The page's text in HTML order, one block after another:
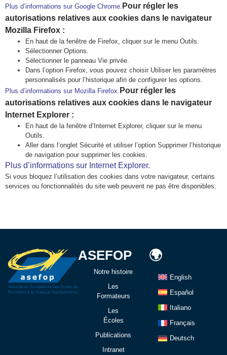
Plus d’informations sur Google Chrome. Pour régler les
autorisations relatives aux cookies dans le navigateur
Mozilla Firefox :
En haut de la fenêtre de Firefox, cliquer sur le menu Outils.
Sélectionner Options.
Sélectionner le panneau Vie privée.
Dans l’option Firefox, vous pouvez choisir Utiliser les paramètres
personnalisés pour l’historique afin de configurer les options.
Plus d’informations sur Mozilla Firefox. Pour régler les
autorisations relatives aux cookies dans le navigateur
Internet Explorer :
En haut de la fenêtre d’Internet Explorer, cliquer sur le menu
Outils.
Aller dans l’onglet Sécurité et utiliser l’option Supprimer l’historique
de navigation pour supprimer les cookies.
Plus d’informations sur Internet Explorer.
Si vous bloquez l’utilisation des cookies dans votre navigateur, certains
services ou fonctionnalités du site web peuvent ne pas être disponibles.
ASEFOP
Notre histoire
Les
Formateurs
Les
Écoles
Publications
Intranet
🌍
English
Español
Italiano
Français
Deutsch